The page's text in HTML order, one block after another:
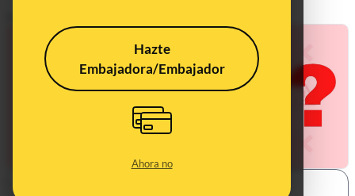
Hazte
Embajadora/Embajador
Ahora no